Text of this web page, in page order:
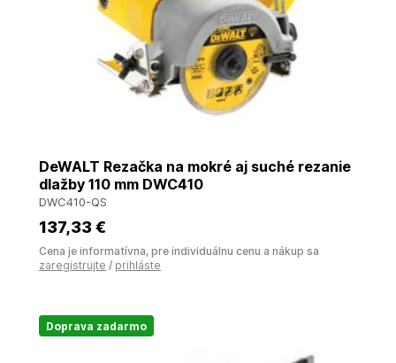
DeWALT Rezačka na mokré aj suché rezanie
dlažby 110 mm DWC410
DWC410-QS
137,33 €
Cena je informatívna, pre individuálnu cenu a nákup sa
zaregistrujte / prihláste
Doprava zadarmo